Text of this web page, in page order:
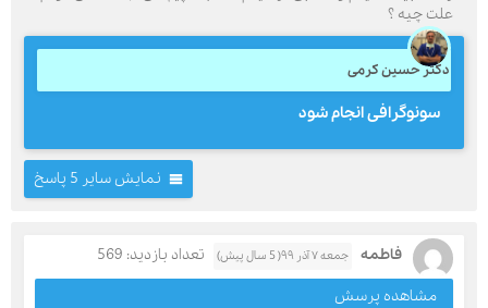
علت چیه ؟
دکتر حسین کرمی
سونوگرافی انجام شود
نمایش سایر 5 پاسخ
فاطمه جمعه ۷ آذر ۹۹( 5 سال پیش)
تعداد بازدید: 569
مشاهده پرسش